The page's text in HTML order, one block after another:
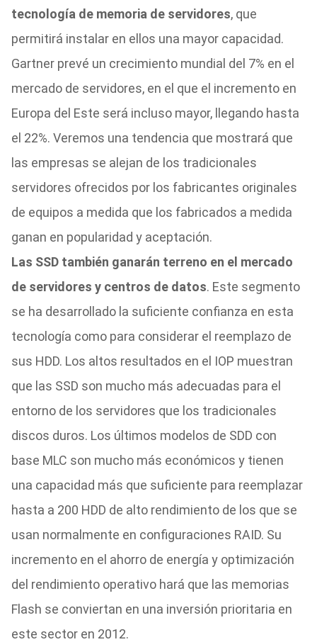
tecnología de memoria de servidores, que
permitirá instalar en ellos una mayor capacidad.
Gartner prevé un crecimiento mundial del 7% en el
mercado de servidores, en el que el incremento en
Europa del Este será incluso mayor, llegando hasta
el 22%. Veremos una tendencia que mostrará que
las empresas se alejan de los tradicionales
servidores ofrecidos por los fabricantes originales
de equipos a medida que los fabricados a medida
ganan en popularidad y aceptación.
Las SSD también ganarán terreno en el mercado
de servidores y centros de datos. Este segmento
se ha desarrollado la suficiente confianza en esta
tecnología como para considerar el reemplazo de
sus HDD. Los altos resultados en el IOP muestran
que las SSD son mucho más adecuadas para el
entorno de los servidores que los tradicionales
discos duros. Los últimos modelos de SDD con
base MLC son mucho más económicos y tienen
una capacidad más que suficiente para reemplazar
hasta a 200 HDD de alto rendimiento de los que se
usan normalmente en configuraciones RAID. Su
incremento en el ahorro de energía y optimización
del rendimiento operativo hará que las memorias
Flash se conviertan en una inversión prioritaria en
este sector en 2012.